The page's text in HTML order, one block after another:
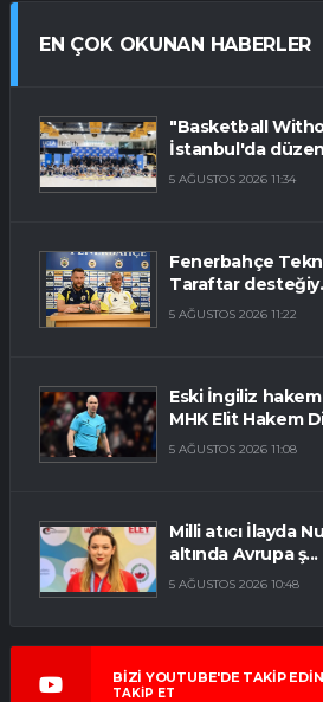
EN ÇOK OKUNAN HABERLER
"Basketball
İstanbul'da
5 AĞUSTOS 2026 11:34
Fenerbahçe
Taraftar
5 AĞUSTOS 2026 11:22
Eski İngiliz
MHK Elit Hakem
5 AĞUSTOS 2026 11:08
Milli atıcı İlayda
altında Avrupa ş...
5 AĞUSTOS 2026 10:48
BİZİ YOUTUBE'DE TAKİP EDİN
TAKİP ET